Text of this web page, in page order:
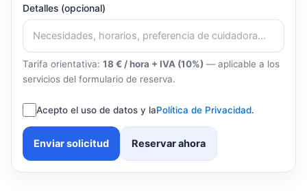
Detalles (opcional)
Tarifa orientativa: 18 € / hora + IVA (10%) — aplicable a los
servicios del formulario de reserva.
Acepto el uso de datos y laPolítica de Privacidad.
Enviar solicitud Reservar ahora